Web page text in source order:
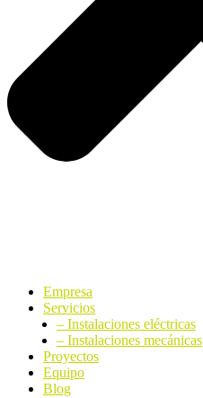
Empresa
Servicios
– Instalaciones eléctricas
– Instalaciones mecánicas
Proyectos
Equipo
Blog